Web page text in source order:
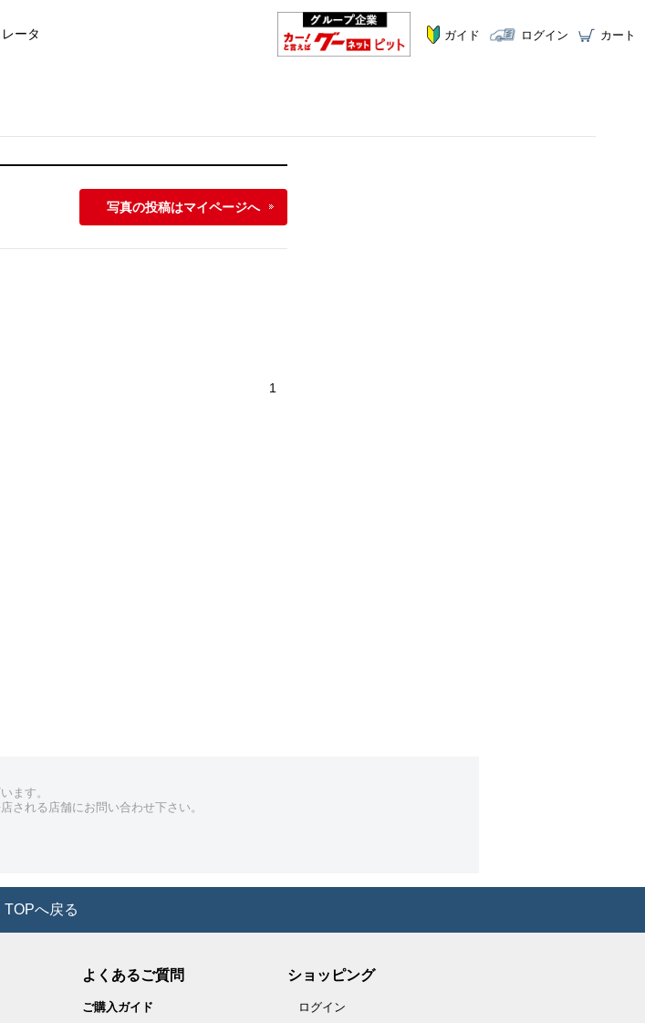
ータ ガイド ログイン カート
写真の投稿はマイページへ
1
ます。
される店舗にお問い合わせ下さい。
TOPへ戻る
よくあるご質問
ご購入ガイド
ショッピング
ログイン